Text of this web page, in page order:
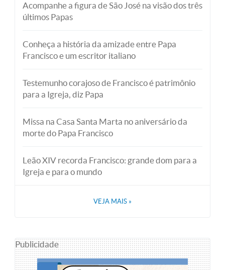
Acompanhe a figura de São José na visão dos três
últimos Papas
Conheça a história da amizade entre Papa
Francisco e um escritor italiano
Testemunho corajoso de Francisco é patrimônio
para a Igreja, diz Papa
Missa na Casa Santa Marta no aniversário da
morte do Papa Francisco
Leão XIV recorda Francisco: grande dom para a
Igreja e para o mundo
VEJA MAIS »
Publicidade